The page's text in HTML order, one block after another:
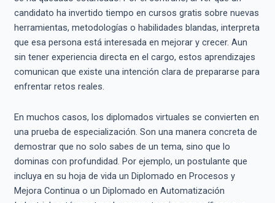
candidato ha invertido tiempo en cursos gratis sobre nuevas
herramientas, metodologías o habilidades blandas, interpreta
que esa persona está interesada en mejorar y crecer. Aun
sin tener experiencia directa en el cargo, estos aprendizajes
comunican que existe una intención clara de prepararse para
enfrentar retos reales.
En muchos casos, los diplomados virtuales se convierten en
una prueba de especialización. Son una manera concreta de
demostrar que no solo sabes de un tema, sino que lo
dominas con profundidad. Por ejemplo, un postulante que
incluya en su hoja de vida un Diplomado en Procesos y
Mejora Continua o un Diplomado en Automatización